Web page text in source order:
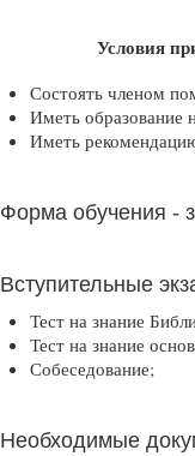
Условия
Состоять членом
Иметь образование
Иметь
Форма обучения -
Вступительные
Тест на знание
Тест на знание
Собеседование;
Необходимые